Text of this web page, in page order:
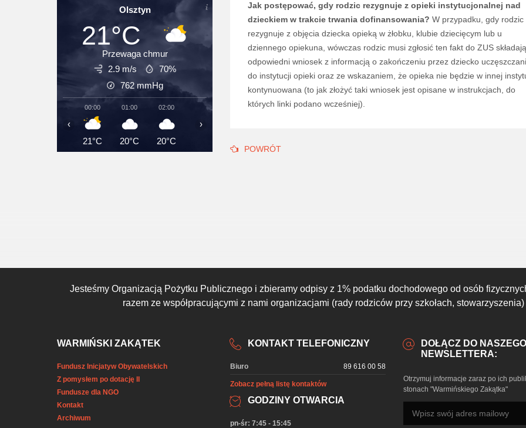
Jak postępować, gdy rodzic rezygnuje z opieki instytucjonalnej nad
dzieckiem w trakcie trwania dofinansowania? W przypadku, gdy rodzic
rezygnuje z objęcia dziecka opieką w żłobku, klubie dziecięcym lub u
dziennego opiekuna, wówczas rodzic musi zgłosić ten fakt do ZUS
odpowiedni wniosek z informacją o zakończeniu przez dziecko
do instytucji opieki oraz ze wskazaniem, że opieka nie będzie w innej
kontynuowana (to jak złożyć taki wniosek jest opisane w instrukcjach, do
których linki podano wcześniej).
POWRÓT
Olsztyn
21°C
Przewaga chmur
2.9 m/s
70%
762 mmHg
00:00
21°C
01:00
20°C
02:00
20°C
03:00 04:00 05:00 06:00 07:00
‹ ›
Jesteśmy Organizacją Pożytku Publicznego i zbieramy odpisy z 1% podatku dochodowego od osób
razem ze współpracującymi z nami organizacjami (rady rodziców przy szkołach,
WARMIŃSKI ZAKĄTEK
Fundusz Inicjatyw Obywatelskich
Z pomysłem po dotację II
Fundusze dla NGO
Kontakt
Archiwum
KONTAKT TELEFONICZNY
Biuro 89 616 00 58
Zobacz pełną listę kontaktów
GODZINY OTWARCIA
pn-śr: 7:45 - 15:45
DOŁĄCZ DO NASZEGO
NEWSLETTERA:
Otrzymuj informacje zaraz po ich
stonach "Warmińskiego Zakątka"